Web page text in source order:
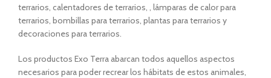
terrarios, calentadores de terrarios, , lámparas de calor para
terrarios, bombillas para terrarios, plantas para terrarios y
decoraciones para terrarios.
Los productos Exo Terra abarcan todos aquellos aspectos
necesarios para poder recrear los hábitats de estos animales,